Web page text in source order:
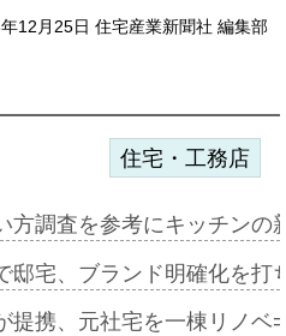
12月25日 住宅産業新聞社 編集部
住宅・工務店
方調査を参考にキッチン
邸宅、ブランド明確化を
提携、元社宅を一棟リノ